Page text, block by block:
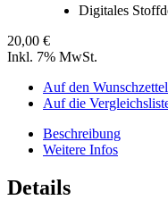
Digitales
20,00 €
Inkl. 7% MwSt.
Auf den Wunschzettel
Auf die
Beschreibung
Weitere Infos
Details